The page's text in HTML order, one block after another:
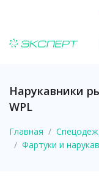
Нарукавники
WPL
Главная
Фартуки и